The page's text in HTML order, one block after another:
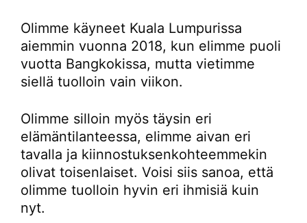
Olimme käyneet Kuala Lumpurissa
aiemmin vuonna 2018, kun elimme puoli
vuotta Bangkokissa, mutta vietimme
siellä tuolloin vain viikon.
Olimme silloin myös täysin eri
elämäntilanteessa, elimme aivan eri
tavalla ja kiinnostuksenkohteemmekin
olivat toisenlaiset. Voisi siis sanoa, että
olimme tuolloin hyvin eri ihmisiä kuin
nyt.